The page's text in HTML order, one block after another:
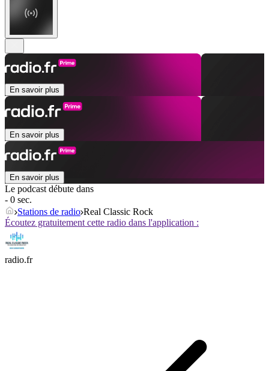
En savoir plus
En savoir plus
En savoir plus
Le podcast débute dans
- 0 sec.
Stations de radio Real Classic Rock
Écoutez gratuitement cette radio dans l'application :
radio.fr